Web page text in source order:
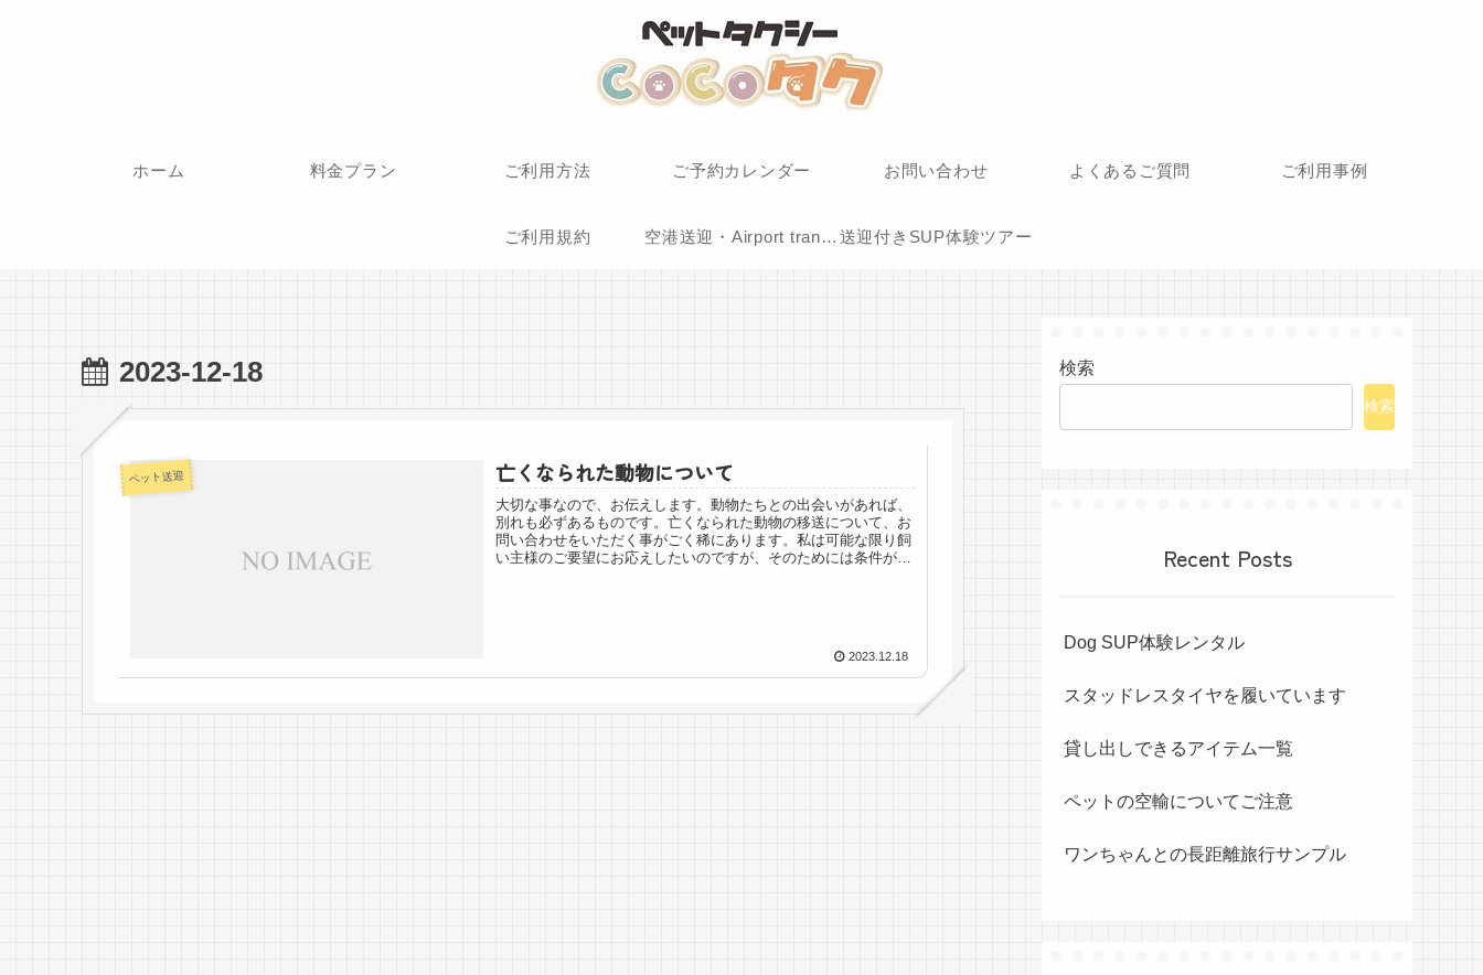
ホーム 料金プラン ご利用方法 ご予約カレンダー お問い合わせ よくあるご質問 ご利用事例
ご利用規約 空港送迎・Airport transfer service 送迎付きSUP体験ツアー
2023-12-18
ペット送迎 亡くなられた動物について
大切な事なので、お伝えします。動物たちとの出会いがあれば、
別れも必ずあるものです。亡くなられた動物の移送について、お
問い合わせをいただく事がごく稀にあります。私は可能な限り飼
い主様のご要望にお応えしたいのですが、そのためには条件がど
2023.12.18
検索
検索
Recent Posts
Dog SUP体験レンタル
スタッドレスタイヤを履いています
貸し出しできるアイテム一覧
ペットの空輸についてご注意
ワンちゃんとの長距離旅行サンプル